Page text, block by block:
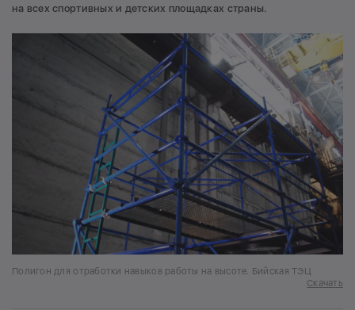
на всех спортивных и детских площадках страны.
Полигон для отработки навыков работы на высоте. Бийская ТЭЦ
Скачать